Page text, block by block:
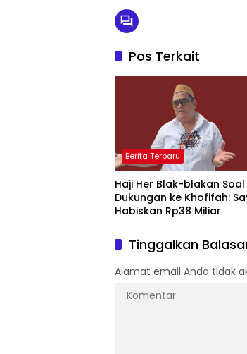
Pos Terkait
Berita Terbaru
Haji Her Blak-blakan Soal
Dukungan ke Khofifah:
Habiskan Rp38 Miliar
Tinggalkan
Alamat email Anda tidak